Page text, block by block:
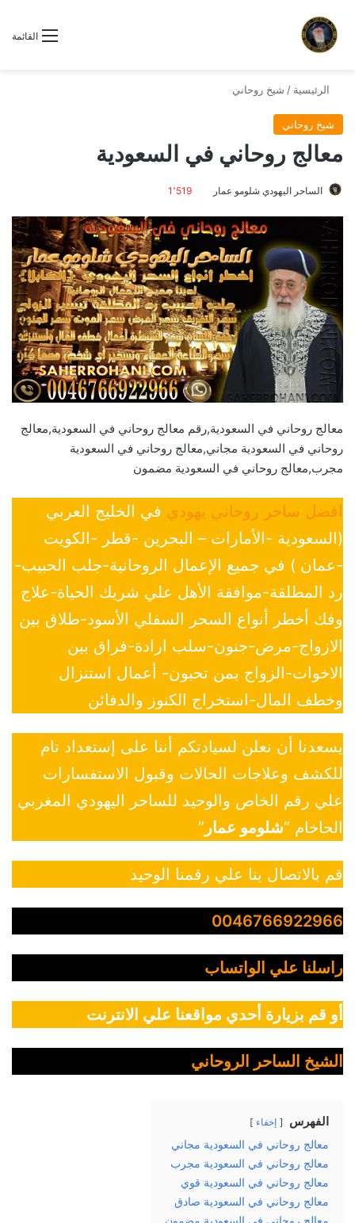
القائمة
الرئيسية / شيخ روحاني
شيخ روحاني
معالج روحاني في السعودية
الساحر اليهودي شلومو عمار 1٬519
معالج روحاني في السعودية,رقم معالج روحاني في السعودية,معالج
روحاني في السعودية مجاني,معالج روحاني في السعودية
مجرب,معالج روحاني في السعودية مضمون
افضل ساحر روحاني يهودي في الخليج العربي
(السعودية -الأمارات – البحرين -قطر -الكويت
-عمان ) في جميع الإعمال الروحانية-جلب الحبيب-
رد المطلقة-موافقة الأهل علي شريك الحياة-علاج
وفك أخطر أنواع السحر السفلي الأسود-طلاق بين
الازواج-مرض-جنون-سلب ارادة-فراق بين
الاخوات-الزواج بمن تحبون- أعمال استنزال
وخطف المال-استخراج الكنوز والدفائن
يسعدنا أن نعلن لسيادتكم أننا على إستعداد تام
للكشف وعلاجات الحالات وقبول الاستفسارات
علي رقم الخاص والوحيد للساحر اليهودي المغربي
الحاخام “شلومو عمار ”
قم بالاتصال بنا علي رقمنا الوحيد
0046766922966
راسلنا علي الواتساب
أو قم بزيارة أحدي مواقعنا علي الانترنت
الشيخ الساحر الروحاني
الفهرس إخفاء
معالج روحاني في السعودية مجاني
معالج روحاني في السعودية مجرب
معالج روحاني في السعودية قوي
معالج روحاني في السعودية صادق